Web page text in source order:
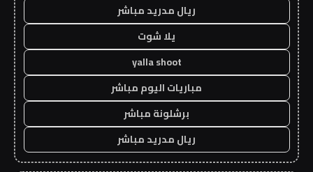
ريال مدريد مباشر
يلا شوت
yalla shoot
مباريات اليوم مباشر
برشلونة مباشر
ريال مدريد مباشر